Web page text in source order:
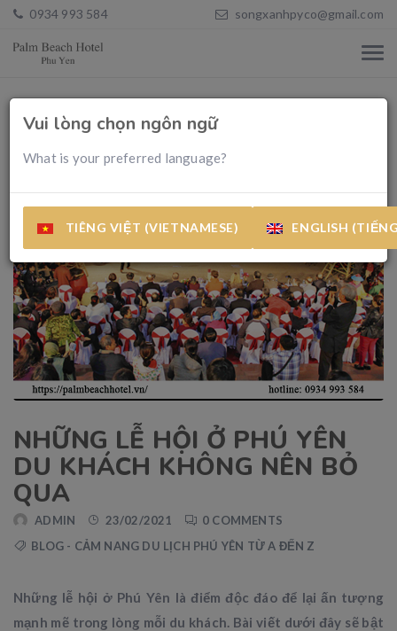
Vui lòng chọn ngôn ngữ
What is your preferred language?
TIÊNG VIỆT (VIETNAMESE) ENGLISH
0934 993 584 songxanhpyco@gmail.com
NHỮNG LỄ HỘI Ở PHÚ YÊN
DU KHÁCH KHÔNG NÊN BỎ
QUA
ADMIN 23/02/2021
0 COMMENTS
BLOG - CẢM NANG DU LỊCH PHÚ YÊN TỪ A ĐẾN Z
Những lễ hội ở Phú Yên là điểm độc đáo để lại ấn tượng
mạnh mẽ trong lòng mỗi du khách. Bài viết dưới đây sẽ bật